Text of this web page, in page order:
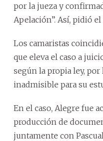
por la jueza y
Apelación”. Así, pidió
Los camaristas
que eleva el caso a
según la propia ley,
inadmisible para su
En el caso, Alegre fue
producción de
juntamente con